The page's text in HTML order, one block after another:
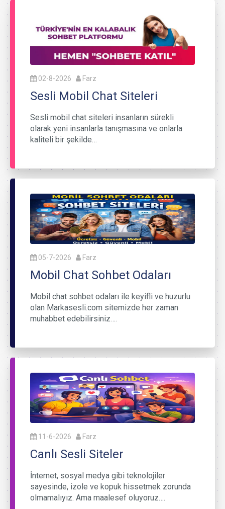
02-8-2026 Farz
Sesli Mobil Chat Siteleri
Sesli mobil chat siteleri insanların sürekli
olarak yeni insanlarla tanışmasına ve onlarla
kaliteli bir şekilde…
05-7-2026 Farz
Mobil Chat Sohbet Odaları
Mobil chat sohbet odaları ile keyifli ve huzurlu
olan Markasesli.com sitemizde her zaman
muhabbet edebilirsiniz….
11-6-2026 Farz
Canlı Sesli Siteler
İnternet, sosyal medya gibi teknolojiler
sayesinde, izole ve kopuk hissetmek zorunda
olmamalıyız. Ama maalesef oluyoruz….